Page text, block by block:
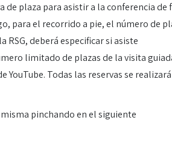
plaza para asistir a la conferencia de
para el recorrido a pie, el número de
deberá especificar si asiste
limitado de plazas de la visita
Todas las reservas se
pinchando en el siguiente